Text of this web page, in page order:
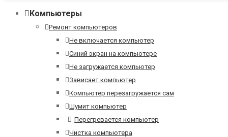
Компьютеры
Ремонт компьютеров
Не включается компьютер
Синий экран на компьютере
Не загружается компьютер
Зависает компьютер
Компьютер перезагружается сам
Шумит компьютер
Перегревается компьютер
Чистка компьютера